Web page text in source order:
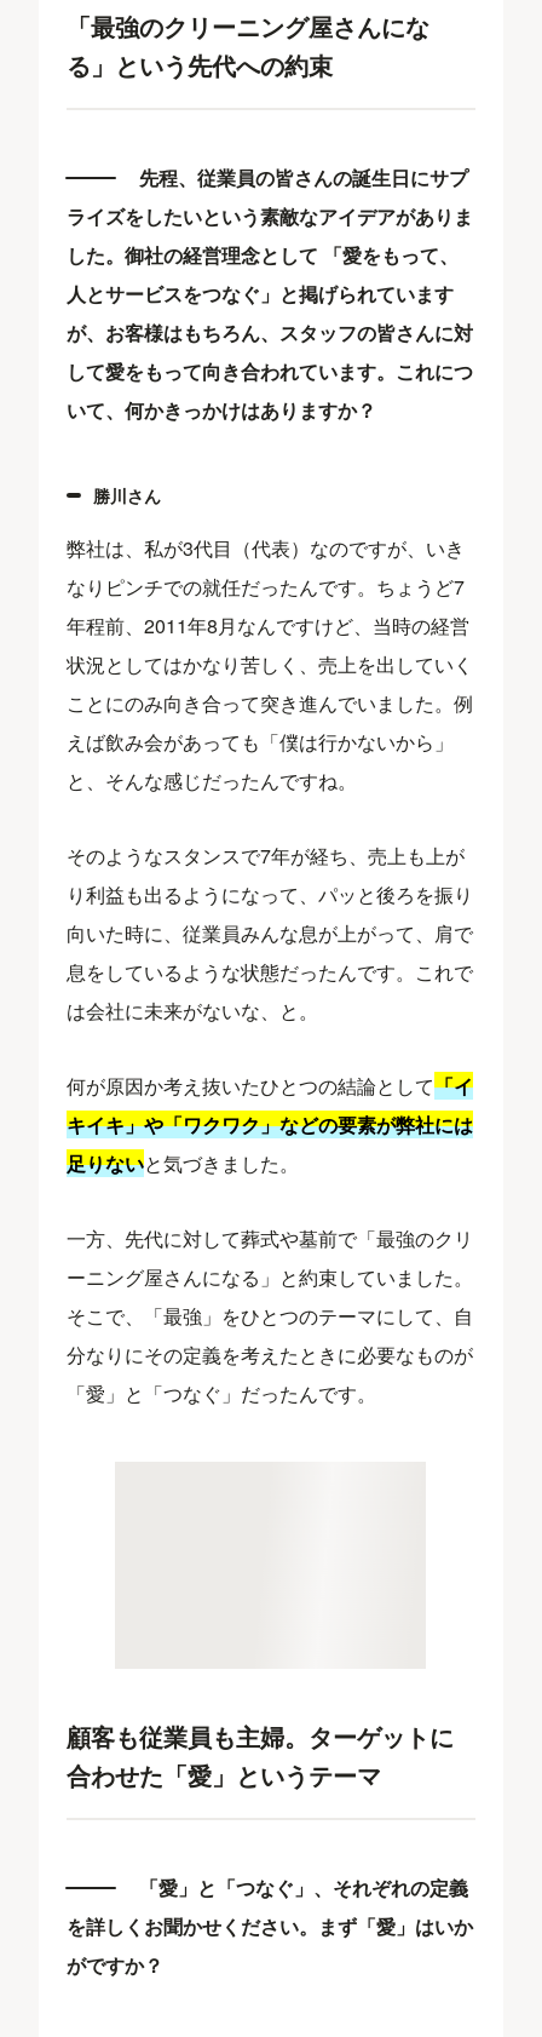
「最強のクリーニング屋さんにな
る」という先代への約束
先程、従業員の皆さんの誕生日にサプ
ライズをしたいという素敵なアイデアがありま
した。御社の経営理念として 「愛をもって、
人とサービスをつなぐ」と掲げられています
が、お客様はもちろん、スタッフの皆さんに対
して愛をもって向き合われています。これにつ
いて、何かきっかけはありますか？
勝川さん
弊社は、私が3代目（代表）なのですが、いき
なりピンチでの就任だったんです。ちょうど7
年程前、2011年8月なんですけど、当時の経営
状況としてはかなり苦しく、売上を出していく
ことにのみ向き合って突き進んでいました。例
えば飲み会があっても「僕は行かないから」
と、そんな感じだったんですね。
そのようなスタンスで7年が経ち、売上も上が
り利益も出るようになって、パッと後ろを振り
向いた時に、従業員みんな息が上がって、肩で
息をしているような状態だったんです。これで
は会社に未来がないな、と。
何が原因か考え抜いたひとつの結論として「イ
キイキ」や「ワクワク」などの要素が弊社には
足りないと気づきました。
一方、先代に対して葬式や墓前で「最強のクリ
ーニング屋さんになる」と約束していました。
そこで、「最強」をひとつのテーマにして、自
分なりにその定義を考えたときに必要なものが
「愛」と「つなぐ」だったんです。
顧客も従業員も主婦。ターゲットに
合わせた「愛」というテーマ
「愛」と「つなぐ」、それぞれの定義
を詳しくお聞かせください。まず「愛」はいか
がですか？